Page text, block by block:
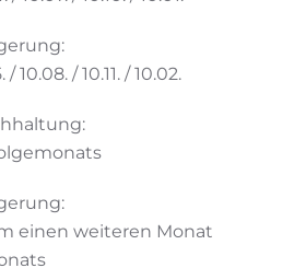
/ 10.11. / 10.02.
einen weiteren Monat